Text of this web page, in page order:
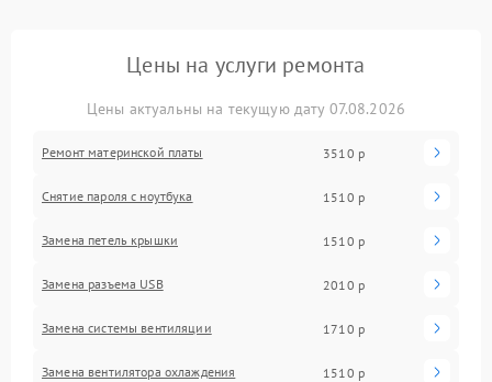
Цены на услуги ремонта
Цены актуальны на текущую дату 07.08.2026
Ремонт материнской платы 3510 р
Снятие пароля с ноутбука 1510 р
Замена петель крышки 1510 р
Замена разъема USB 2010 р
Замена системы вентиляции 1710 р
Замена вентилятора охлаждения 1510 р